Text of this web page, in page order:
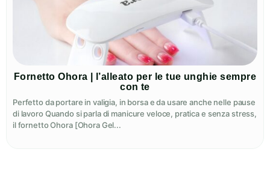
Fornetto Ohora | l’alleato per le tue unghie sempre
con te
Perfetto da portare in valigia, in borsa e da usare anche nelle pause
di lavoro Quando si parla di manicure veloce, pratica e senza stress,
il fornetto Ohora [Ohora Gel...